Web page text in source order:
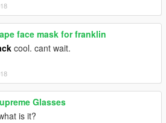
face mask for franklin
cool. cant wait.
Glasses
is it?